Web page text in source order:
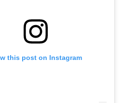
this post on Instagram